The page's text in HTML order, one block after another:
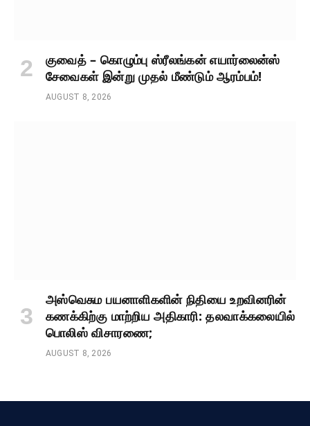
குவைத் – கொழும்பு ஸ்ரீலங்கன் எயார்லைன்ஸ்
சேவைகள் இன்று முதல் மீண்டும் ஆரம்பம்!
AUGUST 8, 2026
அஸ்வெசும பயனாளிகளின் நிதியை உறவினரின்
கணக்கிற்கு மாற்றிய அதிகாரி: தலவாக்கலையில்
பொலிஸ் விசாரணை;
AUGUST 8, 2026